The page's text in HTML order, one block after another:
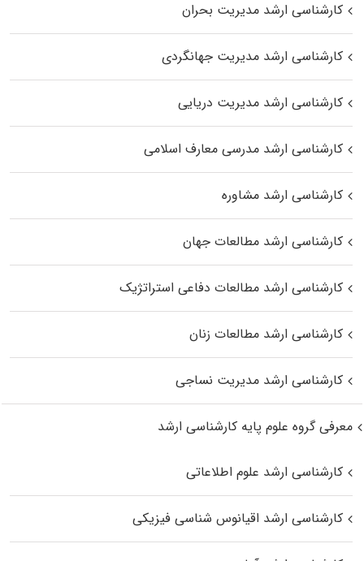
کارشناسی ارشد مدیریت بحران
کارشناسی ارشد مدیریت جهانگردی
کارشناسی ارشد مدیریت دریایی
کارشناسی ارشد مدرسی معارف اسلامی
کارشناسی ارشد مشاوره
کارشناسی ارشد مطالعات جهان
کارشناسی ارشد مطالعات دفاعی استراتژیک
کارشناسی ارشد مطالعات زنان
کارشناسی ارشد مدیریت نساجی
معرفی گروه علوم پایه کارشناسی ارشد
کارشناسی ارشد علوم اطلاعاتی
کارشناسی ارشد اقیانوس‌ شناسی فیزیکی